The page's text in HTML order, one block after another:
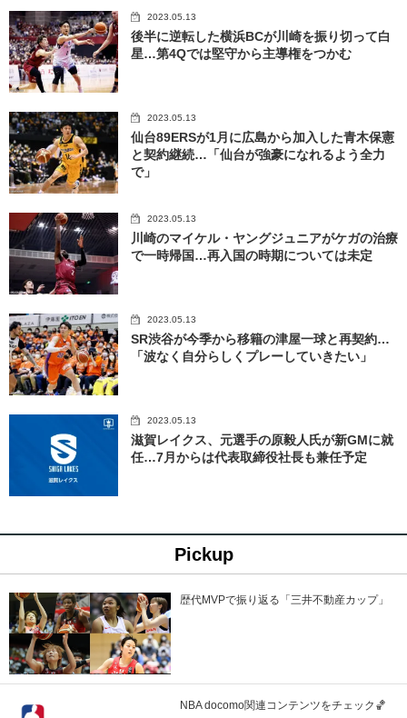
2023.05.13
後半に逆転した横浜BCが川崎を振り切って白
星…第4Qでは堅守から主導権をつかむ
2023.05.13
仙台89ERSが1月に広島から加入した青木保憲
と契約継続…「仙台が強豪になれるよう全力
で」
2023.05.13
川崎のマイケル・ヤングジュニアがケガの治療
で一時帰国…再入国の時期については未定
2023.05.13
SR渋谷が今季から移籍の津屋一球と再契約…
「波なく自分らしくプレーしていきたい」
2023.05.13
滋賀レイクス、元選手の原毅人氏が新GMに就
任…7月からは代表取締役社長も兼任予定
Pickup
歴代MVPで振り返る「三井不動産カップ」
NBA docomo関連コンテンツをチェック🏀